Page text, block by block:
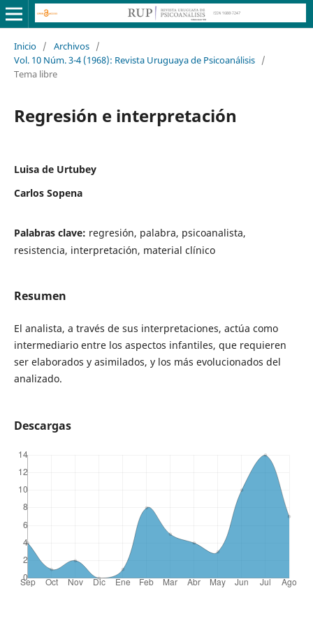
Inicio / Archivos /
Vol. 10 Núm. 3-4 (1968): Revista Uruguaya de Psicoanálisis /
Tema libre
Regresión e interpretación
Luisa de Urtubey
Carlos Sopena
Palabras clave: regresión, palabra, psicoanalista,
resistencia, interpretación, material clínico
Resumen
El analista, a través de sus interpretaciones, actúa como
intermediario entre los aspectos infantiles, que requieren
ser elaborados y asimilados, y los más evolucionados del
analizado.
Descargas